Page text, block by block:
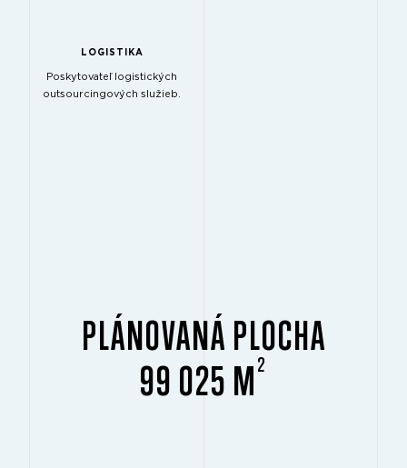
LOGISTIKA
Poskytovateľ logistických
outsourcingových služieb.
PLÁNOVANÁ PLOCHA
99 025 M 2